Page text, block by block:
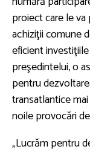
proiect care le
achiziţii comune
eficient
preşedintelui, o
pentru
transatlantice
noile provocări
„Lucrăm pentru